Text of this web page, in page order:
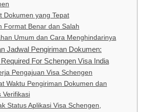
Dokumen yang Tepat
Format Benar dan Salah
Umum dan Cara Menghindarinya
Jadwal Pengiriman Dokumen:
For Schengen Visa India
Pengajuan Visa Schengen
Waktu Pengiriman Dokumen dan
Verifikasi
Status Aplikasi Visa Schengen,